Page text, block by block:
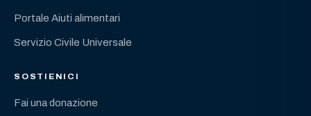
Portale Aiuti alimentari
Servizio Civile Universale
SOSTIENICI
Fai una donazione